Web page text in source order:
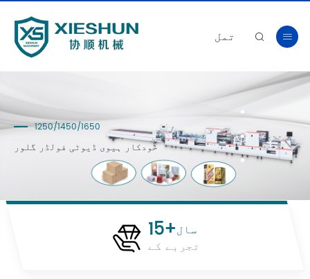
تمل  
900/1200
ہائی سپیڈ فولڈر Gluer
15+سال
تجربے کے